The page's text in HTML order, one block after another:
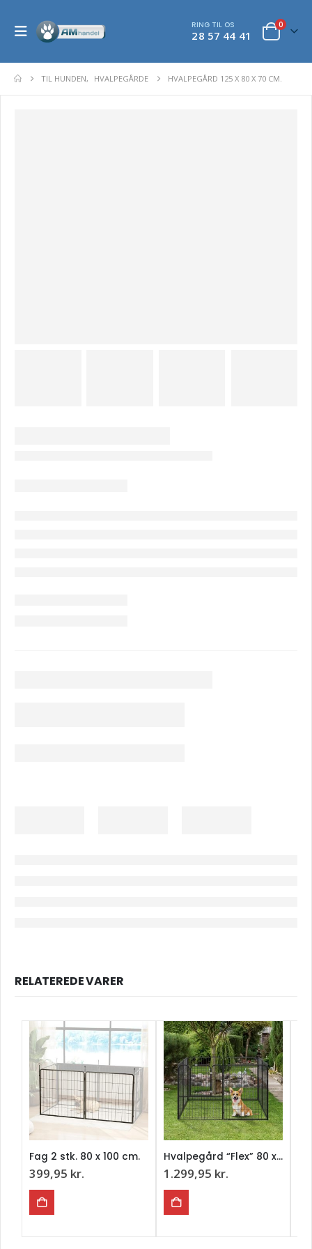
RING TIL OS
28 57 44 41
0
TIL HUNDEN, HVALPEGÅRDE HVALPEGÅRD 125 X 80 X 70 CM.
RELATEREDE VARER
Fag 2 stk. 80 x 100 cm.
399,95 kr.
Hvalpegård “Flex” 80 x 100 cm.
1.299,95 kr.